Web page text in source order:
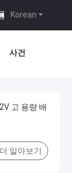
Korean
사건
고 용량 배
더 알아보기